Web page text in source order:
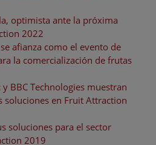
optimista ante la próxima
2022
afianza como el evento de
la comercialización de frutas
BBC Technologies muestran
soluciones en Fruit Attraction
soluciones para el sector
2019